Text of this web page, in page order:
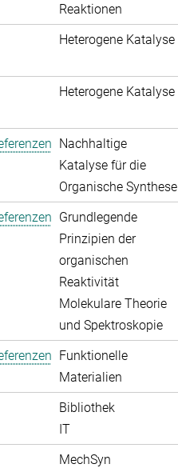
Reaktionen
Heterogene Katalyse
Heterogene Katalyse
Nachhaltige
Katalyse für die
Organische Synthese
Grundlegende
Prinzipien der
organischen
Reaktivität
Molekulare Theorie
und Spektroskopie
Funktionelle
Materialien
Bibliothek
IT
MechSyn